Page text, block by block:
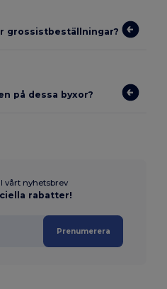
grossistbeställningar?
på dessa byxor?
vårt nyhetsbrev
rabatter!
Prenumerera